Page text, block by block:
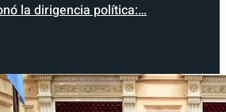
la dirigencia política:…